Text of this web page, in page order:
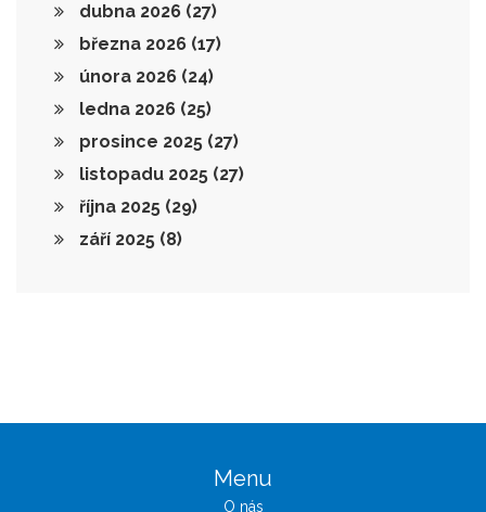
dubna 2026 (27)
března 2026 (17)
února 2026 (24)
ledna 2026 (25)
prosince 2025 (27)
listopadu 2025 (27)
října 2025 (29)
září 2025 (8)
Menu
O nás